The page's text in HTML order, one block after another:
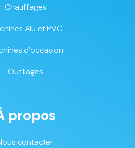
Chauffages
Alu et PVC
d’occasion
Outillages
propos
contacter